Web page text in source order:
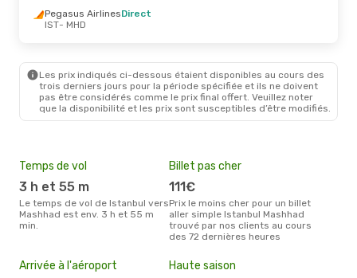
Pegasus AirlinesDirect
IST- MHD
Les prix indiqués ci-dessous étaient disponibles au cours des
trois derniers jours pour la période spécifiée et ils ne doivent
pas être considérés comme le prix final offert. Veuillez noter
que la disponibilité et les prix sont susceptibles d’être modifiés.
Temps de vol
3 h et 55 m
Le temps de vol de Istanbul vers
Mashhad est env. 3 h et 55 m
min.
Billet pas cher
111€
Prix le moins cher pour un billet
aller simple Istanbul Mashhad
trouvé par nos clients au cours
des 72 dernières heures
Arrivée à l'aéroport Haute saison